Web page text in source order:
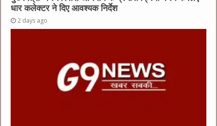
धार कलेक्टर ने दिए आवश्यक निर्देश
2 days ago